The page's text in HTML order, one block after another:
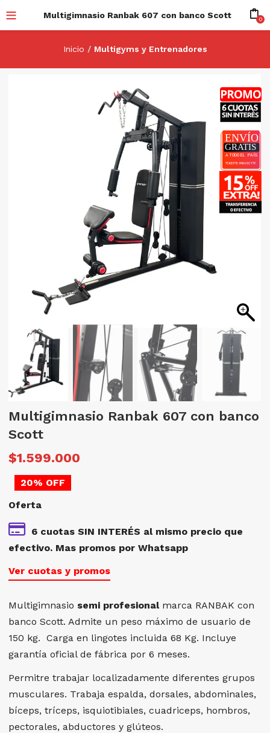
Multigimnasio Ranbak 607 con banco Scott 0
Inicio Multigyms y Entrenadores
-20%
Multigimnasio Ranbak 607 con banco
Scott
El
precio
original
era:
$1.998.750.
$1.599.000
20% OFF
Oferta
6 cuotas SIN INTERÉS al mismo precio que
efectivo. Mas promos por Whatsapp
Ver cuotas y promos
Multigimnasio semi profesionalmarca RANBAK con
banco Scott.Admite un peso máximo de usuario de
150 kg.Carga en lingotes incluida 68 Kg. Incluye
garantía oficial de fábrica por 6 meses.
Permitre trabajar localizadamente diferentes grupos
musculares. Trabaja espalda, dorsales, abdominales,
bíceps, tríceps, isquiotibiales, cuadriceps, hombros,
pectorales, abductores y glúteos.